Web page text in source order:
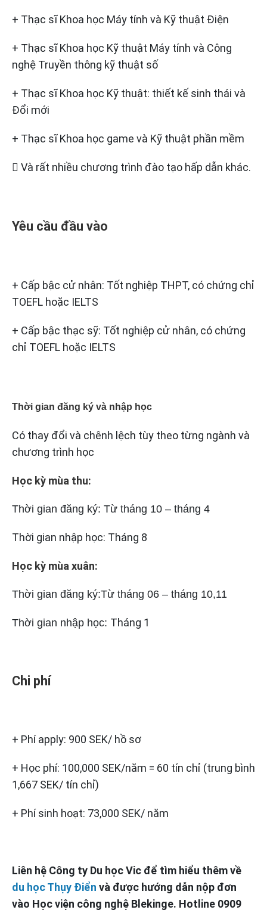
+ Thạc sĩ Khoa học Máy tính và Kỹ thuật Điện
+ Thạc sĩ Khoa học Kỹ thuật Máy tính và Công
nghệ Truyền thông kỹ thuật số
+ Thạc sĩ Khoa học Kỹ thuật: thiết kế sinh thái và
Đổi mới
+ Thạc sĩ Khoa học game và Kỹ thuật phần mềm
 Và rất nhiều chương trình đào tạo hấp dẫn khác.
Yêu cầu đầu vào
+ Cấp bậc cử nhân: Tốt nghiệp THPT, có chứng chỉ
TOEFL hoặc IELTS
+ Cấp bậc thạc sỹ: Tốt nghiệp cử nhân, có chứng
chỉ TOEFL hoặc IELTS
Thời gian đăng ký và nhập học
Có thay đổi và chênh lệch tùy theo từng ngành và
chương trình học
Học kỳ mùa thu:
Thời gian đăng ký: Từ tháng 10 – tháng 4
Thời gian nhập học: Tháng 8
Học kỳ mùa xuân:
Thời gian đăng ký:Từ tháng 06 – tháng 10,11
Thời gian nhập học: Tháng 1
Chi phí
+ Phí apply: 900 SEK/ hồ sơ
+ Học phí: 100,000 SEK/năm = 60 tín chỉ (trung bình
1,667 SEK/ tín chỉ)
+ Phí sinh hoạt: 73,000 SEK/ năm
Liên hệ Công ty Du học Vic để tìm hiểu thêm về
du học Thụy Điển và được hướng dẫn nộp đơn
vào Học viện công nghệ Blekinge. Hotline 0909